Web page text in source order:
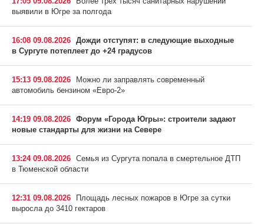
выявили в Югре за полгода
16:08 09.08.2026 Дожди отступят: в следующие выходные
в Сургуте потеплеет до +24 градусов
15:13 09.08.2026
Можно ли заправлять современный
автомобиль бензином «Евро-2»
14:19 09.08.2026 Форум «Города Югры»: строители задают
новые стандарты для жизни на Севере
13:24 09.08.2026 Семья из Сургута попала в смертельное ДТП
в Тюменской области
12:31 09.08.2026
Площадь лесных пожаров в Югре за сутки
выросла до 3410 гектаров